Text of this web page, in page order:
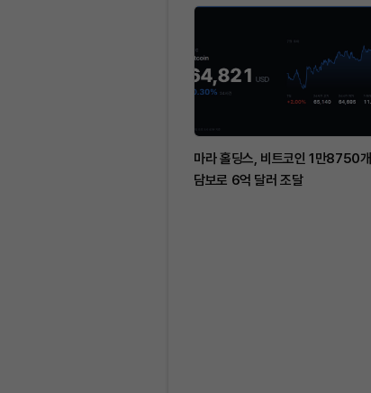
마라 홀딩스, 비트코인 1만8750개
담보로 6억 달러 조달